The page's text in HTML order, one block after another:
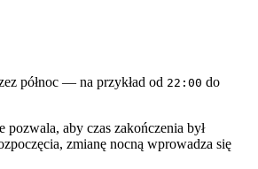
północ — na przykład od 22:00 do
pozwala, aby czas zakończenia był
zmianę nocną wprowadza się